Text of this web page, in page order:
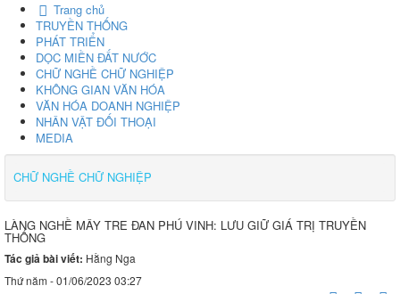
Trang chủ
TRUYỀN THỐNG
PHÁT TRIỂN
DỌC MIỀN ĐẤT NƯỚC
CHỮ NGHỀ CHỮ NGHIỆP
KHÔNG GIAN VĂN HÓA
VĂN HÓA DOANH NGHIỆP
NHÂN VẬT ĐỐI THOẠI
MEDIA
CHỮ NGHỀ CHỮ NGHIỆP
LÀNG NGHỀ MÂY TRE ĐAN PHÚ VINH: LƯU GIỮ GIÁ TRỊ TRUYỀN
THỐNG
Tác giả bài viết: Hằng Nga
Thứ năm - 01/06/2023 03:27